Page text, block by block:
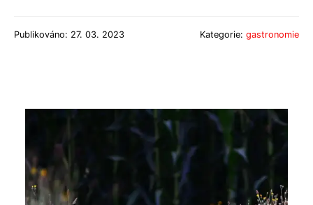
Publikováno: 27. 03. 2023 Kategorie: gastronomie